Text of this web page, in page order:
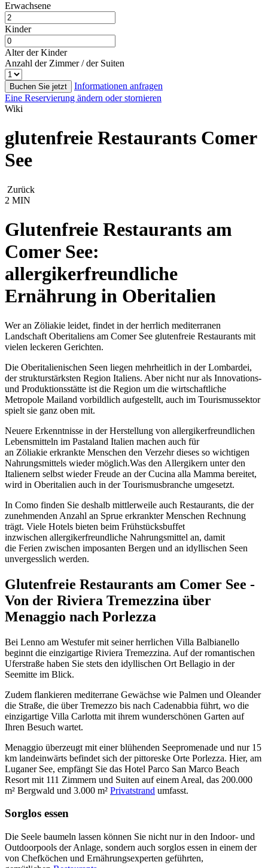
Erwachsene
Kinder
Alter der Kinder
Anzahl der Zimmer / der Suiten
Buchen Sie jetzt
Informationen anfragen
Eine Reservierung ändern oder stornieren
Wiki
glutenfreie Restaurants Comer
See
Zurück
2 MIN
Glutenfreie Restaurants am
Comer See:
allergikerfreundliche
Ernährung in Oberitalien
Wer an Zöliakie leidet, findet in der herrlich mediterranen
Landschaft Oberitaliens am Comer See glutenfreie Restaurants mit
vielen leckeren Gerichten.
Die Oberitalienischen Seen liegen mehrheitlich in der Lombardei,
der strukturstärksten Region Italiens. Aber nicht nur als Innovations-
und Produktionsstätte ist die Region um die wirtschaftliche
Metropole Mailand vorbildlich aufgestellt, auch im Tourismussektor
spielt sie ganz oben mit.
Neuere Erkenntnisse in der Herstellung von allergikerfreundlichen
Lebensmitteln im Pastaland Italien machen auch für
an Zöliakie erkrankte Menschen den Verzehr dieses so wichtigen
Nahrungsmittels wieder möglich.Was den Allergikern unter den
Italienern selbst wieder Freude an der Cucina alla Mamma bereitet,
wird in Oberitalien auch in der Tourismusbranche umgesetzt.
In Como finden Sie deshalb mittlerweile auch Restaurants, die der
zunehmenden Anzahl an Sprue erkrankter Menschen Rechnung
trägt. Viele Hotels bieten beim Frühstücksbuffet
inzwischen allergikerfreundliche Nahrungsmittel an, damit
die Ferien zwischen imposanten Bergen und an idyllischen Seen
unvergesslich werden.
Glutenfreie Restaurants am Comer See -
Von der Riviera Tremezzina über
Menaggio nach Porlezza
Bei Lenno am Westufer mit seiner herrlichen Villa Balbianello
beginnt die einzigartige Riviera Tremezzina. Auf der romantischen
Uferstraße haben Sie stets den idyllischen Ort Bellagio in der
Seemitte im Blick.
Zudem flankieren mediterrane Gewächse wie Palmen und Oleander
die Straße, die über Tremezzo bis nach Cadenabbia führt, wo die
einzigartige Villa Carlotta mit ihrem wunderschönen Garten auf
Ihren Besuch wartet.
Menaggio überzeugt mit einer blühenden Seepromenade und nur 15
km landeinwärts befindet sich der pittoreske Orte Porlezza. Hier, am
Luganer See, empfängt Sie das Hotel Parco San Marco Beach
Resort mit 111 Zimmern und Suiten auf einem Areal, das 200.000
m² Bergwald und 3.000 m² Privatstrand umfasst.
Sorglos essen
Die Seele baumeln lassen können Sie nicht nur in den Indoor- und
Outdoorpools der Anlage, sondern auch sorglos essen in einem der
von Chefköchen und Ernährungsexperten geführten,